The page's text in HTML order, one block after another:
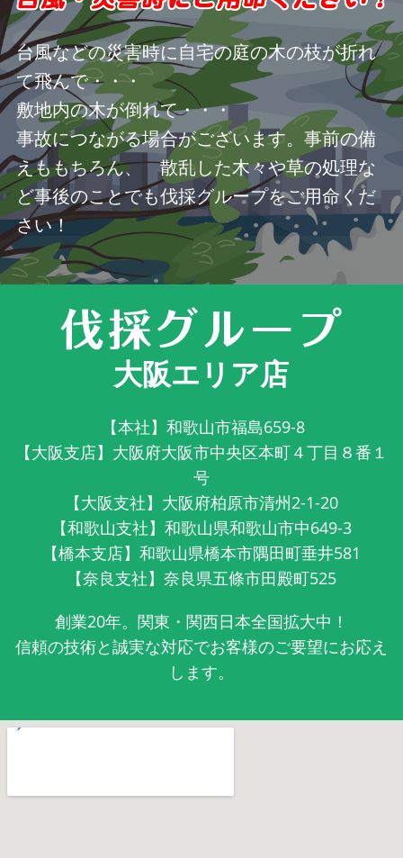
台風などの災害時に自宅の庭の木の枝が折れ
て飛んで・・・
敷地内の木が倒れて・・・
事故につながる場合がございます。事前の備
えももちろん、 散乱した木々や草の処理な
ど事後のことでも伐採グループをご用命くだ
さい！
大阪エリア店
【本社】和歌山市福島659-8
【大阪支店】大阪府大阪市中央区本町４丁目８番１
号
【大阪支社】大阪府柏原市清州2-1-20
【和歌山支社】和歌山県和歌山市中649-3
【橋本支店】和歌山県橋本市隅田町垂井581
【奈良支社】奈良県五條市田殿町525
創業20年。関東・関西日本全国拡大中！
信頼の技術と誠実な対応でお客様のご要望にお応え
します。